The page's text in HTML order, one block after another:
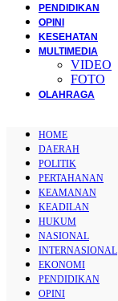
PENDIDIKAN
OPINI
KESEHATAN
MULTIMEDIA
VIDEO
FOTO
OLAHRAGA
HOME
DAERAH
POLITIK
PERTAHANAN
KEAMANAN
KEADILAN
HUKUM
NASIONAL
INTERNASIONAL
EKONOMI
PENDIDIKAN
OPINI